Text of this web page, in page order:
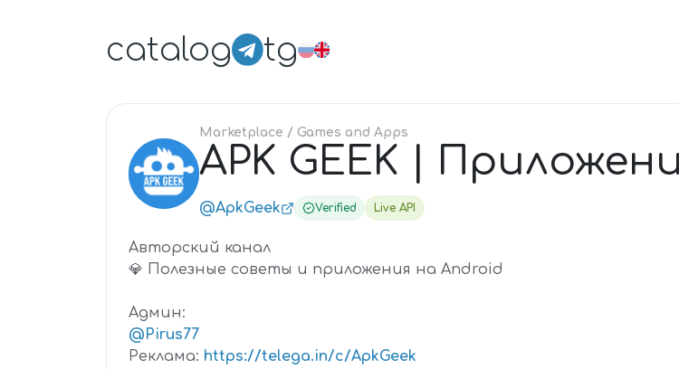
catalog tg
AP
Marketplace / Games and Apps
APK GEEK |
@ApkGeek Verified Live API
Авторский канал
💎 Полезные советы и приложения на Android
Админ:
@Pirus77
Реклама: https://telega.in/c/ApkGeek